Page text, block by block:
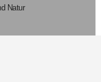
Natur